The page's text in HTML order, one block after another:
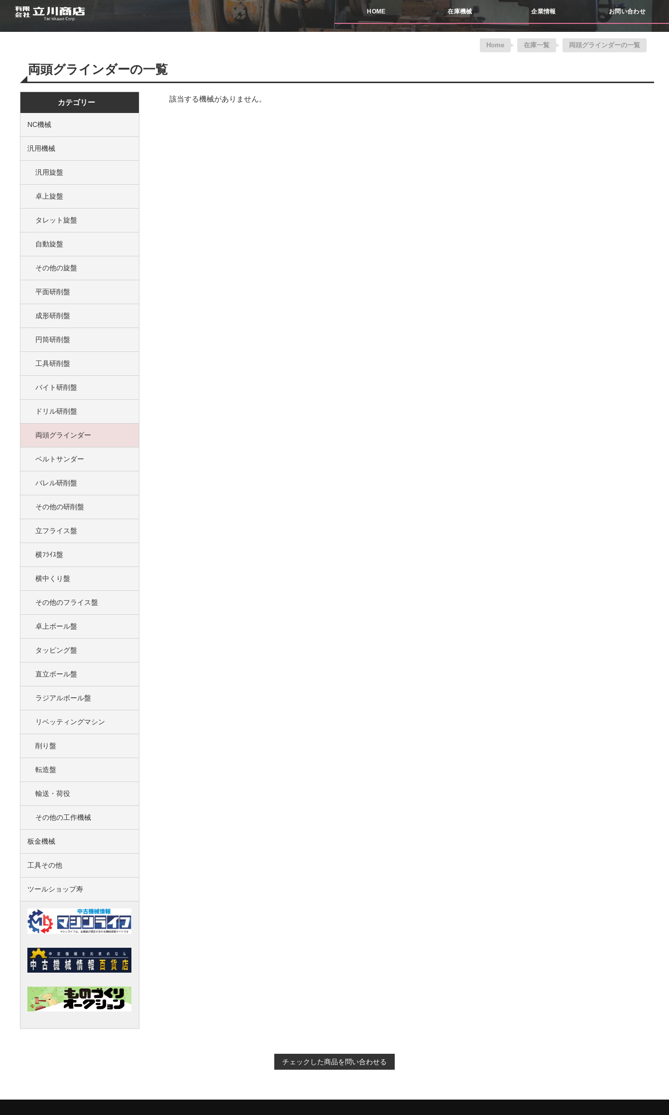
HOME 在庫機械 企業情報 お問い合わせ
Home 在庫一覧 両頭グラインダーの一覧
両頭グラインダーの一覧
該当する機械がありません。
カテゴリー
NC機械
汎用機械
汎用旋盤
卓上旋盤
タレット旋盤
自動旋盤
その他の旋盤
平面研削盤
成形研削盤
円筒研削盤
工具研削盤
バイト研削盤
ドリル研削盤
両頭グラインダー
ベルトサンダー
バレル研削盤
その他の研削盤
立フライス盤
横ﾌﾗｲｽ盤
横中くり盤
その他のフライス盤
卓上ボール盤
タッピング盤
直立ボール盤
ラジアルボール盤
リベッティングマシン
削り盤
転造盤
輸送・荷役
その他の工作機械
板金機械
工具その他
ツールショップ寿
チェックした商品を問い合わせる